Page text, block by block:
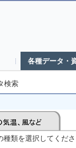
各種データ・
検索
種類を選択してくだ